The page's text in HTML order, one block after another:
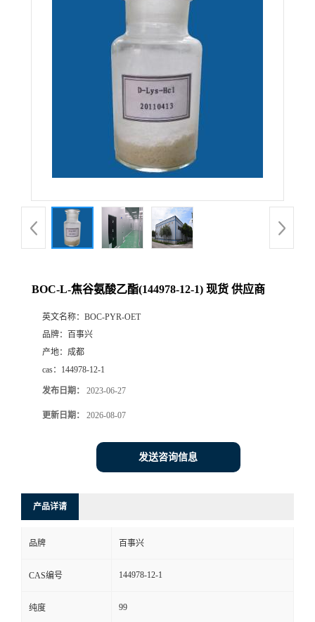
BOC-L-焦谷氨酸乙酯(144978-12-1) 现货 供应商
英文名称： BOC-PYR-OET
品牌：
百事兴
产地： 成都
cas： 144978-12-1
发布日期： 2023-06-27
更新日期： 2026-08-07
发送咨询信息
产品详请
品牌 百事兴
CAS编号 144978-12-1
纯度 99